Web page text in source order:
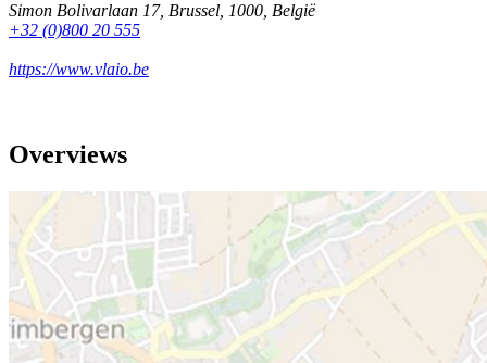
Simon Bolivarlaan 17, Brussel, 1000, België
+32 (0)800 20 555
https://www.vlaio.be
Overviews